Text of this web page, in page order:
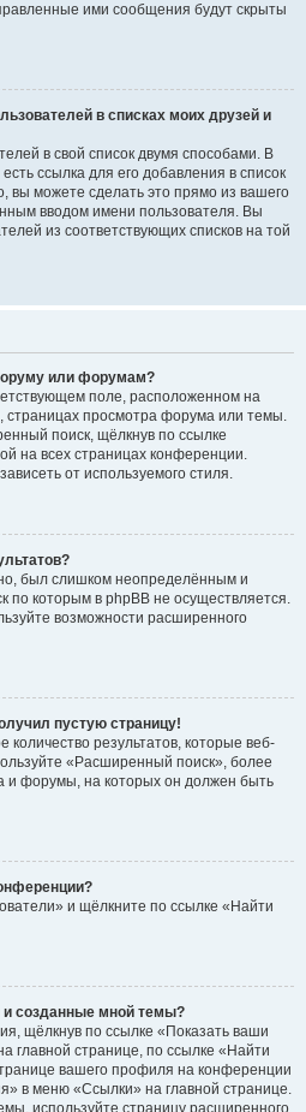
ими сообщения будут скрыты
в списках моих друзей и
в свой список двумя способами. В
ссылка для его добавления в список
вы можете сделать это прямо из вашего
вводом имени пользователя. Вы
из соответствующих списков на той
или форумам?
поле, расположенном на
страницах просмотра форума или темы.
поиск, щёлкнув по ссылке
на всех страницах конференции.
от используемого стиля.
был слишком неопределённым и
по которым в phpBB не осуществляется.
возможности расширенного
пустую страницу!
результатов, которые веб-
«Расширенный поиск», более
и форумы, на которых он должен быть
и щёлкните по ссылке «Найти
и созданные мной темы?
щёлкнув по ссылке «Показать ваши
главной странице, по ссылке «Найти
вашего профиля на конференции
в меню «Ссылки» на главной странице.
используйте страницу расширенного